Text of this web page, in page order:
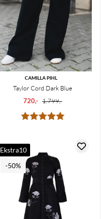
Karakter:
CAMILLA PIHL
Taylor Cord Dark Blue
720,- 1.799,-
Ekstra10
-50%